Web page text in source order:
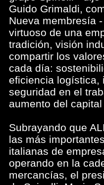
Guido Grimaldi,
Nueva membresía
virtuoso de una
tradición, visión
compartir los
cada día:
eficiencia logística,
seguridad en el
aumento del
Subrayando que
las más
italianas de
operando en la
mercancías, el